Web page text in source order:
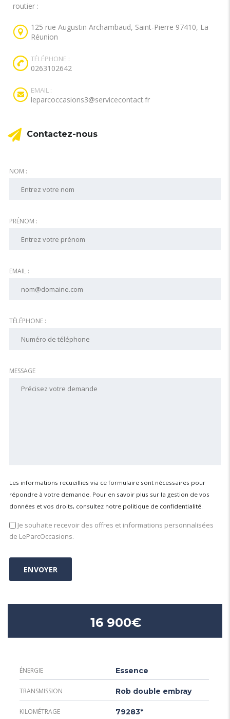
routier :
125 rue Augustin Archambaud, Saint-Pierre 97410, La
Réunion
TÉLÉPHONE :
0263102642
EMAIL :
leparcoccasions3@servicecontact.fr
Contactez-nous
NOM :
PRÉNOM :
EMAIL :
TÉLÉPHONE :
MESSAGE
Les informations recueillies via ce formulaire sont nécessaires pour
répondre à votre demande. Pour en savoir plus sur la gestion de vos
données et vos droits, consultez notre politique de confidentialité
Je souhaite recevoir des offres et informations personnalisées
de LeParcOccasions.
16 900€
ÉNERGIE Essence
TRANSMISSION Rob double embray
KILOMÉTRAGE 79283*